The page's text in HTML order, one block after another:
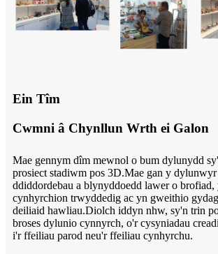
Ein Tîm
Cwmni â Chynllun Wrth ei Galon
Mae gennym dîm mewnol o bum dylunydd
prosiect stadiwm pos 3D.Mae gan y
ddiddordebau a blynyddoedd lawer o
cynhyrchion trwyddedig ac yn gweithio
deiliaid hawliau.Diolch iddyn nhw, sy'n trin
broses dylunio cynnyrch, o'r cysyniadau
i'r ffeiliau parod neu'r ffeiliau cynhyrchu.